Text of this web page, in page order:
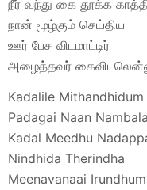
நீர் வந்து கை தூக்க
நான் மூழ்கும் செய்திய
ஊர் பேச விடமாட்டிர்
அழைத்தவர்
Kadalile Mithandhidum
Padagai Naan Nambala
Kadal Meedhu
Nindhida Therindha
Meenavanaai Irundhum